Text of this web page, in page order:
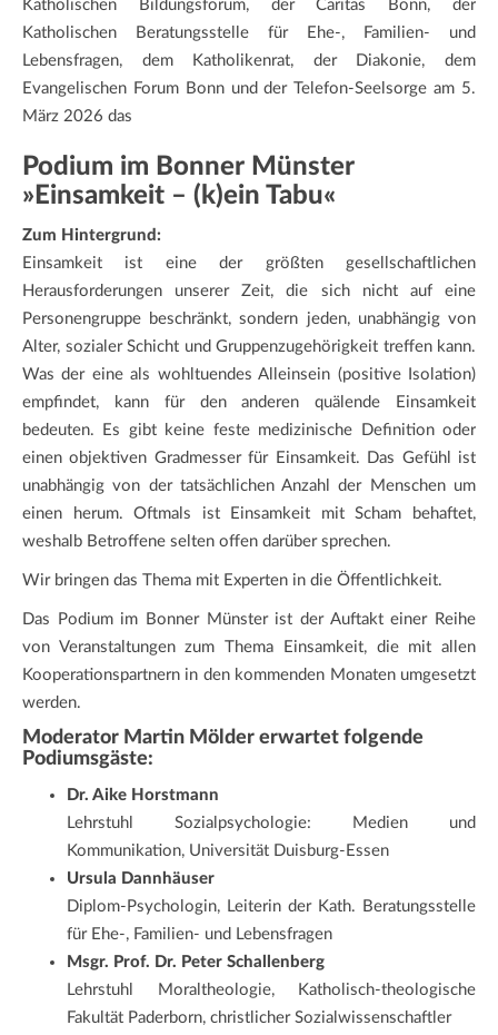
Katholischen Bildungsforum, der Caritas Bonn, der
Katholischen Beratungsstelle für Ehe-, Familien- und
Lebensfragen, dem Katholikenrat, der Diakonie, dem
Evangelischen Forum Bonn und der Telefon-Seelsorge am 5.
März 2026 das
Podium im Bonner Münster
»Einsamkeit – (k)ein Tabu«
Zum Hintergrund:
Einsamkeit ist eine der größten gesellschaftlichen
Herausforderungen unserer Zeit, die sich nicht auf eine
Personengruppe beschränkt, sondern jeden, unabhängig von
Alter, sozialer Schicht und Gruppenzugehörigkeit treffen kann.
Was der eine als wohltuendes Alleinsein (positive Isolation)
empfindet, kann für den anderen quälende Einsamkeit
bedeuten. Es gibt keine feste medizinische Definition oder
einen objektiven Gradmesser für Einsamkeit. Das Gefühl ist
unabhängig von der tatsächlichen Anzahl der Menschen um
einen herum. Oftmals ist Einsamkeit mit Scham behaftet,
weshalb Betroffene selten offen darüber sprechen.
Wir bringen das Thema mit Experten in die Öffentlichkeit.
Das Podium im Bonner Münster ist der Auftakt einer Reihe
von Veranstaltungen zum Thema Einsamkeit, die mit allen
Kooperationspartnern in den kommenden Monaten umgesetzt
werden.
Moderator Martin Mölder erwartet folgende
Podiumsgäste:
Dr. Aike Horstmann
Lehrstuhl Sozialpsychologie: Medien und
Kommunikation, Universität Duisburg-Essen
Ursula Dannhäuser
Diplom-Psychologin, Leiterin der Kath. Beratungsstelle
für Ehe-, Familien- und Lebensfragen
Msgr. Prof. Dr. Peter Schallenberg
Lehrstuhl Moraltheologie, Katholisch-theologische
Fakultät Paderborn, christlicher Sozialwissenschaftler